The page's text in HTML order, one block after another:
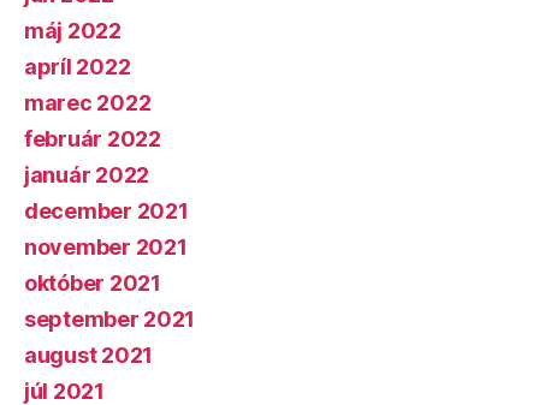
máj 2022
apríl 2022
marec 2022
február 2022
január 2022
december 2021
november 2021
október 2021
september 2021
august 2021
júl 2021